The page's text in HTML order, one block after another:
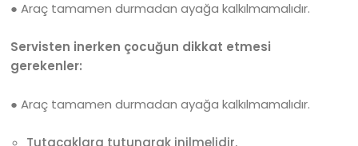
● Araç tamamen durmadan ayağa kalkılmamalıdır.
Servisten inerken çocuğun dikkat etmesi
gerekenler:
● Araç tamamen durmadan ayağa kalkılmamalıdır.
Tutacaklara tutunarak inilmelidir.